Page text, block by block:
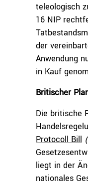
teleologisch
16 NIP
der
Anwendung
in Kauf
Britischer
Die britische
Protocoll Bill
liegt in der
nationales